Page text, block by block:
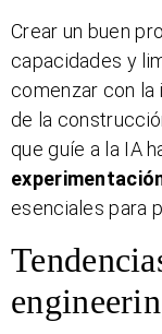
Crear un buen
capacidades y
comenzar con la
de la
que guíe a la IA
esenciales para